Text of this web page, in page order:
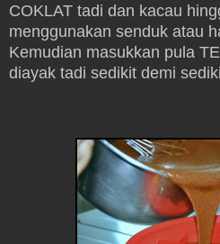
COKLAT tadi dan kacau
menggunakan senduk atau
Kemudian masukkan pula
diayak tadi sedikit demi